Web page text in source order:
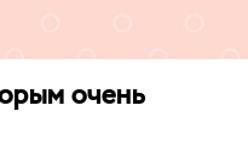
очень